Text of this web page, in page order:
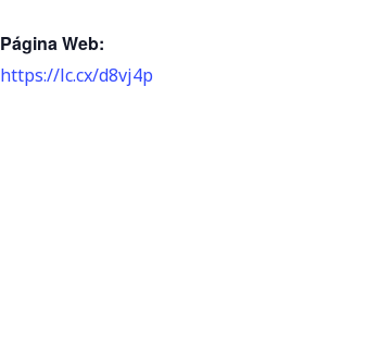
Página Web:
https://lc.cx/d8vj4p